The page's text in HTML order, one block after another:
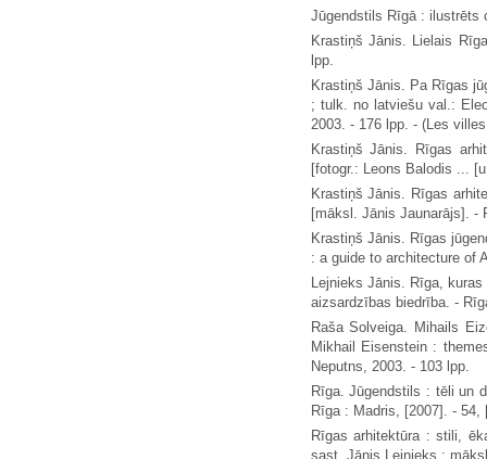
Jūgendstils Rīgā : ilustrēts
Krastiņš Jānis. Lielais
lpp.
Krastiņš Jānis. Pa Rīgas
; tulk. no latviešu val.:
2003. - 176 lpp. - (Les
Krastiņš Jānis. Rīgas
[fotogr.: Leons Balodis ...
Krastiņš Jānis. Rīgas
[māksl. Jānis Jaunarājs]. -
Krastiņš Jānis. Rīgas
: a guide to architecture of
Lejnieks Jānis. Rīga,
aizsardzības biedrība. -
Raša Solveiga. Mihails
Mikhail Eisenstein :
Neputns, 2003. - 103 lpp.
Rīga. Jūgendstils : tēli un
Rīga : Madris, [2007]. - 54,
Rīgas arhitektūra : stili,
sast. Jānis Lejnieks ;